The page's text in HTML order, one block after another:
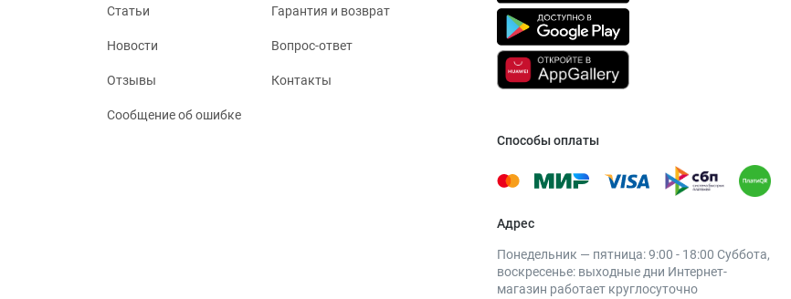
Статьи Гарантия и возврат
Новости Вопрос-ответ
Отзывы Контакты
Сообщение об ошибке
Способы оплаты
Адрес
Понедельник — пятница: 9:00 - 18:00 Суббота,
воскресенье: выходные дни Интернет-
магазин работает круглосуточно